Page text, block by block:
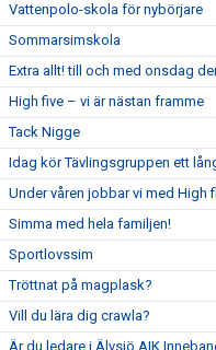
Vattenpolo-skola för nybörjare
Sommarsimskola
Extra allt! till och med onsdag
High five – vi är nästan framme
Tack Nigge
Idag kör Tävlingsgruppen ett
Under våren jobbar vi med High
Simma med hela familjen!
Sportlovssim
Tröttnat på magplask?
Vill du lära dig crawla?
Är du ledare i Älvsjö AIK